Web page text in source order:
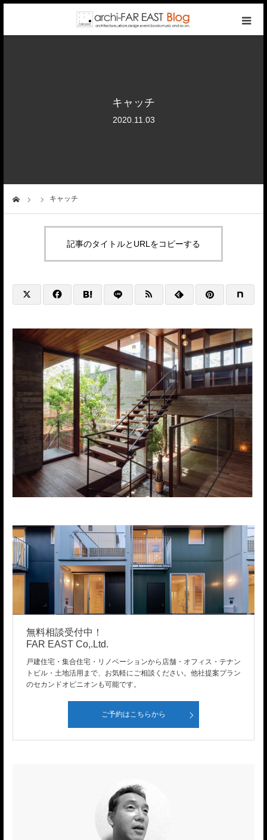
キャッチ
2020.11.03
キャッチ
記事のタイトルとURLをコピーする
無料相談受付中！
FAR EAST Co,.Ltd.
戸建住宅・集合住宅・リノベーションから店舗・オフィス・テナン
トビル・土地活用まで、お気軽にご相談ください。他社提案プラン
のセカンドオピニオンも可能です。
ご予約はこちらから
company
@HP+SNS